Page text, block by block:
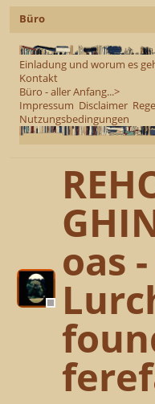
Büro
Einladung und worum es
Kontakt
Büro - aller Anfang...>
Impressum Disclaimer
Nutzungsbedingungen
oas